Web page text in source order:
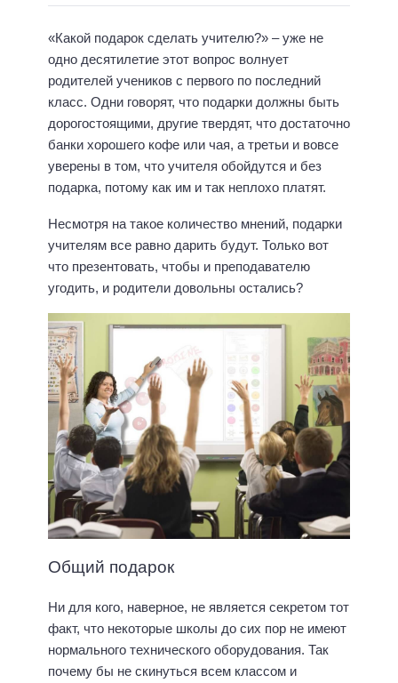
«Какой подарок сделать учителю?» – уже не
одно десятилетие этот вопрос волнует
родителей учеников с первого по последний
класс. Одни говорят, что подарки должны быть
дорогостоящими, другие твердят, что достаточно
банки хорошего кофе или чая, а третьи и вовсе
уверены в том, что учителя обойдутся и без
подарка, потому как им и так неплохо платят.
Несмотря на такое количество мнений, подарки
учителям все равно дарить будут. Только вот
что презентовать, чтобы и преподавателю
угодить, и родители довольны остались?
Общий подарок
Ни для кого, наверное, не является секретом тот
факт, что некоторые школы до сих пор не имеют
нормального технического оборудования. Так
почему бы не скинуться всем классом и